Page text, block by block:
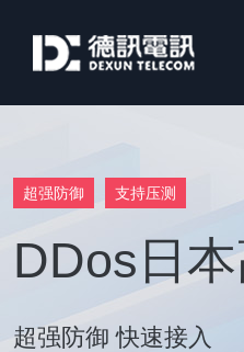
超强防御 支持压测
DDos日
超强防御 快速接入